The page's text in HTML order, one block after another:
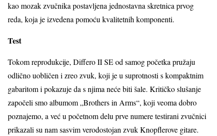
kao mozak zvučnika postavljena jednostavna skretnica prvog
reda, koja je izvedena pomoću kvalitetnih komponenti.
Test
Tokom reprodukcije, Differo II SE od samog početka pružaju
odlično uobličen i zreo zvuk, koji je u suprotnosti s kompaktnim
gabaritom i pokazuje da s njima neće biti šale. Kritičko slušanje
započeli smo albumom „Brothers in Arms“, koji veoma dobro
poznajemo, a već u početnom delu prve numere testirani zvučnici
prikazali su nam sasvim verodostojan zvuk Knopflerove gitare.